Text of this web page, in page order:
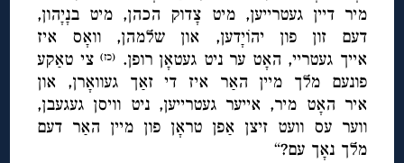
מיר דיין געטרייען, מיט צָדוק הכהן, מיט בנָיָהון,
דעם זון פון יהוֹיָדען, און שלמהן, וואָס איז
אייך געטריי, האָט ער ניט געטאָן רופן. (כז)צי טאַקע
פונעם מלך מיין האַר איז די זאַך געוואָרן, און
איר האָט מיר, אייער געטרייען, ניט וויסן געגעבן,
ווער עס וועט זיצן אַפן טראָן פון מיין האַר דעם
מלך נאָך עם?“